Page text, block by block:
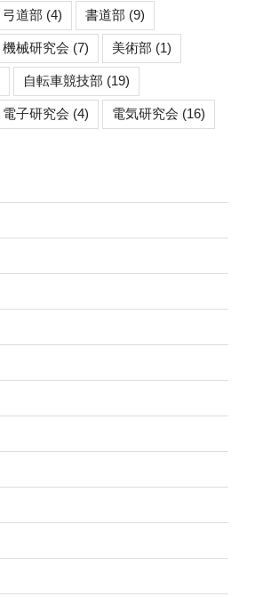
弓道部 (4) 書道部 (9)
機械研究会 (7) 美術部 (1)
自転車競技部 (19)
電子研究会 (4) 電気研究会 (16)